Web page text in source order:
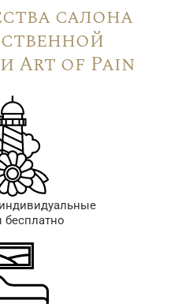
салона
Art of Pain
бесплатно